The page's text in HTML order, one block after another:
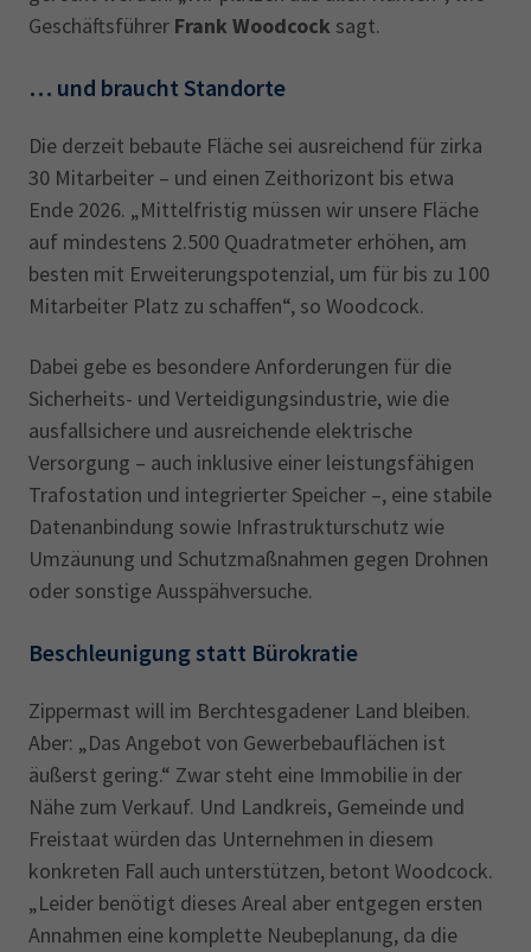
Geschäftsführer Frank Woodcock sagt.
… und braucht Standorte
Die derzeit bebaute Fläche sei ausreichend für zirka
30 Mitarbeiter – und einen Zeithorizont bis etwa
Ende 2026. „Mittelfristig müssen wir unsere Fläche
auf mindestens 2.500 Quadratmeter erhöhen, am
besten mit Erweiterungspotenzial, um für bis zu 100
Mitarbeiter Platz zu schaffen“, so Woodcock.
Dabei gebe es besondere Anforderungen für die
Sicherheits- und Verteidigungsindustrie, wie die
ausfallsichere und ausreichende elektrische
Versorgung – auch inklusive einer leistungsfähigen
Trafostation und integrierter Speicher –, eine stabile
Datenanbindung sowie Infrastrukturschutz wie
Umzäunung und Schutzmaßnahmen gegen Drohnen
oder sonstige Ausspähversuche.
Beschleunigung statt Bürokratie
Zippermast will im Berchtesgadener Land bleiben.
Aber: „Das Angebot von Gewerbebauflächen ist
äußerst gering.“ Zwar steht eine Immobilie in der
Nähe zum Verkauf. Und Landkreis, Gemeinde und
Freistaat würden das Unternehmen in diesem
konkreten Fall auch unterstützen, betont Woodcock.
„Leider benötigt dieses Areal aber entgegen ersten
Annahmen eine komplette Neubeplanung, da die